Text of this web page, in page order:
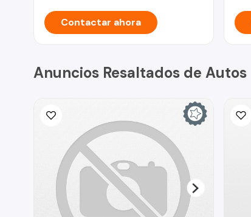
Contactar ahora
Anuncios Resaltados de Autos